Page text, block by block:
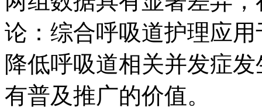
论：综合呼吸道护理应
降低呼吸道相关并发症
有普及推广的价值。